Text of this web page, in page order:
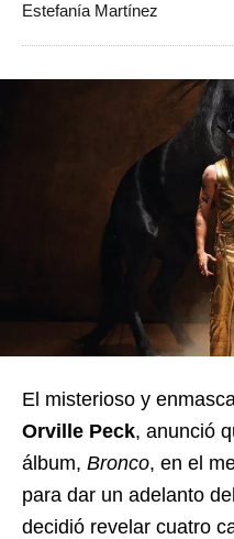
Estefanía Martínez
El misterioso y
Orville Peck, anunció
álbum, Bronco, en el
para dar un adelanto
decidió revelar cuatro